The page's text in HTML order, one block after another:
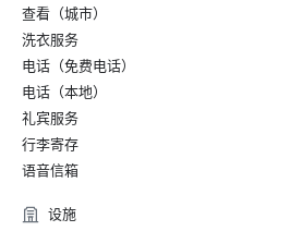
查看（城市）
洗衣服务
电话（免费电话）
电话（本地）
礼宾服务
行李寄存
语音信箱
设施